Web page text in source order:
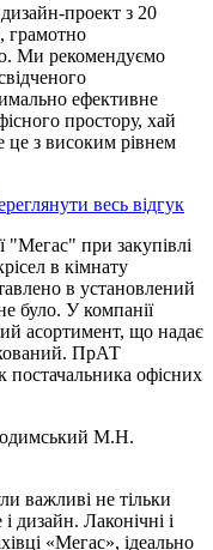
проект з 20
грамотно
Ми рекомендуємо
ефективне
простору, хай
це з високим рівнем
весь відгук
"Мегас" при закупівлі
в кімнату
в установлений
було. У компанії
асортимент, що надає
ПрАТ
офісних
М.Н.
важливі не тільки
і дизайн. Лаконічні і
«Мегас», ідеально